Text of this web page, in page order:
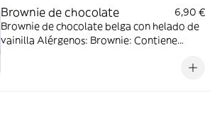
Brownie de chocolate
6,90 €
Brownie de chocolate belga con helado de
vainilla Alérgenos: Brownie: Contiene